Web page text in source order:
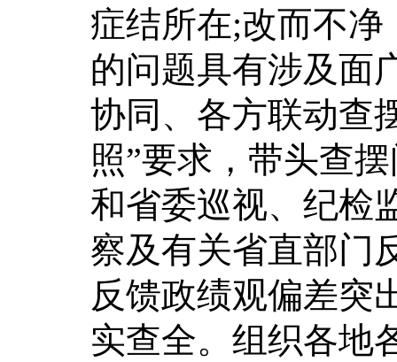
症结所在;改而不
的问题具有涉及面
协同、各方联动查
照”要求，带头查
和省委巡视、纪检
察及有关省直部门
反馈政绩观偏差突
实查全。组织各地